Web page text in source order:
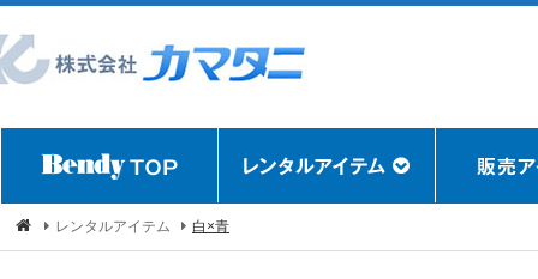
レンタルアイテム 白×青